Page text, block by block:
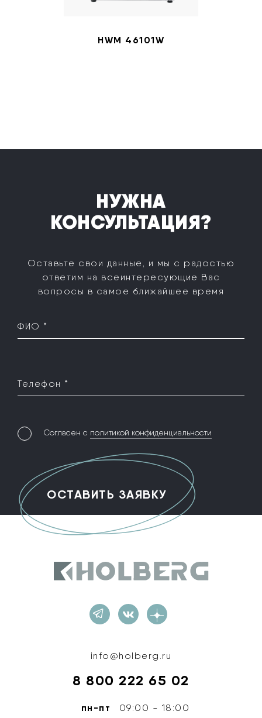
HWM 46101W
НУЖНА
КОНСУЛЬТАЦИЯ?
Оставьте свои данные, и мы с радостью
ответим на все интересующие Вас
вопросы в самое ближайшее время
ФИО *
Телефон *
Согласен с политикой конфиденциальности
info@holberg.ru
8 800 222 65 02
пн-пт 09:00 - 18:00